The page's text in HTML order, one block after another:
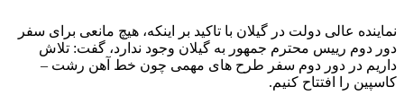
نماینده عالی دولت در گیلان با تاکید بر اینکه، هیچ مانعی برای سفر
دور دوم رییس محترم جمهور به گیلان وجود ندارد، گفت: تلاش
داریم در دور دوم سفر طرح های مهمی چون خط آهن رشت –
کاسپین را افتتاح کنیم.